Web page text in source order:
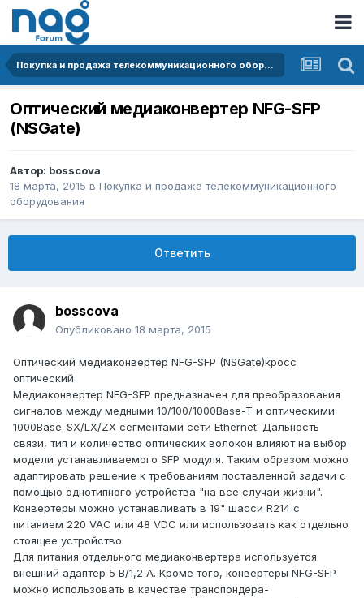
Покупка и продажа телекоммуникационного оборудования
Оптический медиаконвертер NFG-SFP
(NSGate)
Автор: bosscova
18 марта, 2015 в Покупка и продажа телекоммуникационного
оборудования
Ответить
bosscova
Опубликовано 18 марта, 2015
Оптический медиаконвертер NFG-SFP (NSGate)кросс
оптический
Медиаконвертер NFG-SFP предназначен для преобразования
сигналов между медными 10/100/1000Base-T и оптическими
1000Base-SX/LX/ZX сегментами сети Ethernet. Дальность
связи, тип и количество оптических волокон влияют на выбор
модели устанавливаемого SFP модуля. Таким образом можно
адаптировать решение к требованиям поставленной задачи с
помощью однотипного устройства "на все случаи жизни".
Конвертеры можно устанавливать в 19" шасси R214 с
питанием 220 VAC или 48 VDC или использовать как отдельно
стоящее устройство.
Для питания отдельного медиаконвертера используется
внешний адаптер 5 В/1,2 А. Кроме того, конвертеры NFG-SFP
можно использовать в качестве транспондера-